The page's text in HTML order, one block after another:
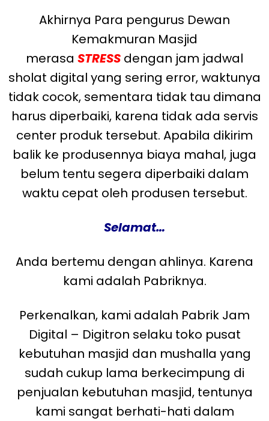
Akhirnya Para pengurus Dewan
Kemakmuran Masjid
merasa STRESS dengan jam jadwal
sholat digital yang sering error, waktunya
tidak cocok, sementara tidak tau dimana
harus diperbaiki, karena tidak ada servis
center produk tersebut. Apabila dikirim
balik ke produsennya biaya mahal, juga
belum tentu segera diperbaiki dalam
waktu cepat oleh produsen tersebut.
Selamat…
Anda bertemu dengan ahlinya. Karena
kami adalah Pabriknya.
Perkenalkan, kami adalah Pabrik Jam
Digital – Digitron selaku toko pusat
kebutuhan masjid dan mushalla yang
sudah cukup lama berkecimpung di
penjualan kebutuhan masjid, tentunya
kami sangat berhati-hati dalam